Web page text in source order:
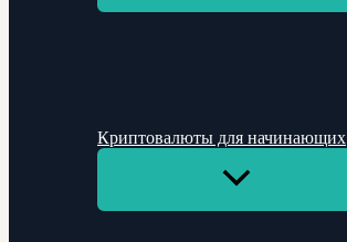
Криптовалюты для начинающих
Переключатель